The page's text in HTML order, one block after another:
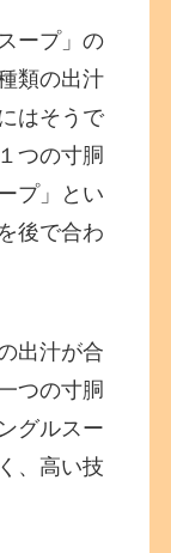
ープ」の
類の出汁
はそうで
つの寸胴
プ」とい
後で合わ
出汁が合
つの寸胴
グルスー
、高い技